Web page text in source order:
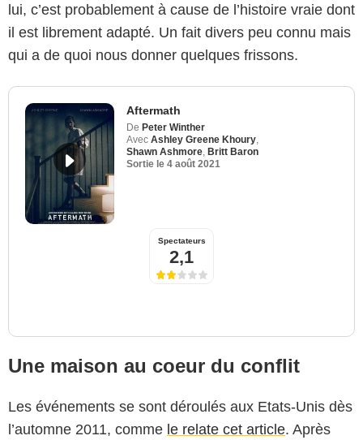
lui, c’est probablement à cause de l’histoire vraie dont
il est librement adapté. Un fait divers peu connu mais
qui a de quoi nous donner quelques frissons.
Aftermath
De Peter Winther
Avec Ashley Greene Khoury
Shawn Ashmore Britt Baron
Sortie le 4 août 2021
Spectateurs
2,1
Une maison au coeur du conflit
Les événements se sont déroulés aux Etats-Unis dès
l’automne 2011, comme le relate cet article. Après